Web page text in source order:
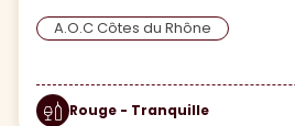
A.O.C Côtes du Rhône
Rouge - Tranquille